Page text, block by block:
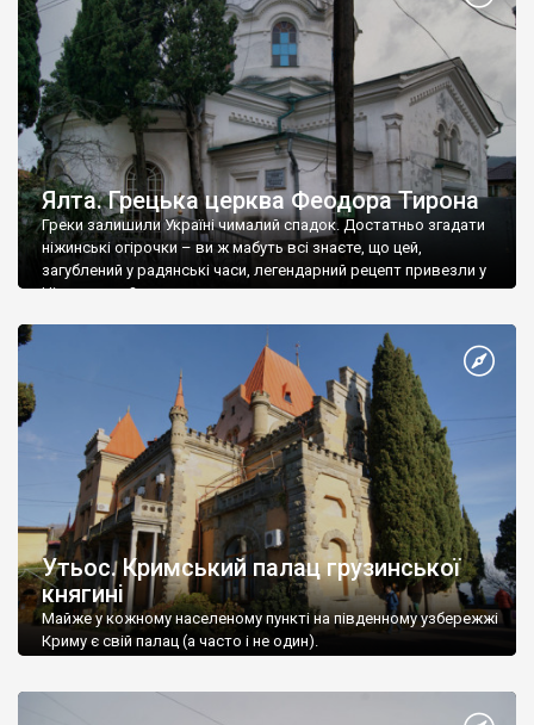
Ялта. Грецька церква Феодора Тирона
Греки залишили Україні чималий спадок. Достатньо згадати
ніжинські огірочки – ви ж мабуть всі знаєте, що цей,
загублений у радянські часи, легендарний рецепт привезли у
Ніжин греки?
Утьос. Кримський палац грузинської
княгині
Майже у кожному населеному пункті на південному узбережжі
Криму є свій палац (а часто і не один).